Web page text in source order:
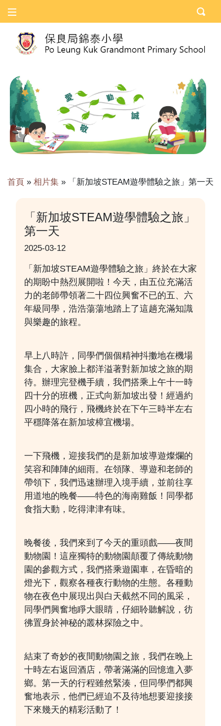
首頁 » 相片集 » 「新加坡STEAM遊學體驗之旅」第一天
「新加坡STEAM遊學體驗之旅」
第一天
2025-03-12
「新加坡STEAM遊學體驗之旅」終於在大家
的期盼中熱烈展開啦！今天，由五位充滿活
力的老師帶領著二十四位興奮不已的五、六
年級同學，浩浩蕩蕩地踏上了這趟充滿知識
與樂趣的旅程。
早上八時許，同學們個個精神抖擻地在機場
集合，大家臉上都洋溢著對新加坡之旅的期
待。辦理完登機手續，我們搭乘上午十一時
四十分的班機，正式向新加坡出發！經過約
四小時的飛行，飛機終於在下午三時半左右
平穩降落在新加坡樟宜機場。
一下飛機，迎接我們的是新加坡導遊燦爛的
笑容和陣陣的細雨。在領隊、導遊和老師的
帶領下，我們迅速辦理入境手續，並前往享
用道地的晚餐——特色的海南雞飯！同學都
食指大動，吃得津津有味。
晚餐後，我們來到了今天的重頭戲——夜間
動物園！這座獨特的動物園顛覆了傳統動物
園的參觀方式，我們搭乘遊園車，在昏暗的
燈光下，觀察各種夜行動物的生態。各種動
物在夜色中展現出與白天截然不同的風采，
同學們興奮地睜大眼睛，仔細聆聽解說，彷
彿置身於神秘的叢林探險之中。
結束了奇妙的夜間動物園之旅，我們在晚上
十時左右返回酒店，帶著滿滿的回憶進入夢
鄉。第一天的行程雖然緊湊，但同學們都興
奮地表示，他們已經迫不及待地想要迎接接
下來幾天的精彩活動了！